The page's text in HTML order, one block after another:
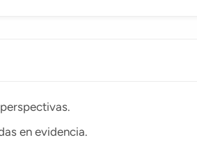
en evidencia.